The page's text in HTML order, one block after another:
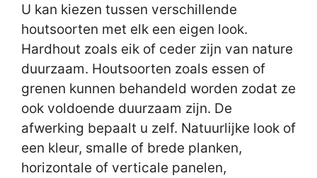
U kan kiezen tussen verschillende
houtsoorten met elk een eigen look.
Hardhout zoals eik of ceder zijn van nature
duurzaam. Houtsoorten zoals essen of
grenen kunnen behandeld worden zodat ze
ook voldoende duurzaam zijn. De
afwerking bepaalt u zelf. Natuurlijke look of
een kleur, smalle of brede planken,
horizontale of verticale panelen,